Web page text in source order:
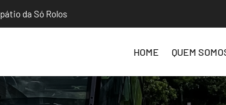
da Só Rolos
HOME QUEM